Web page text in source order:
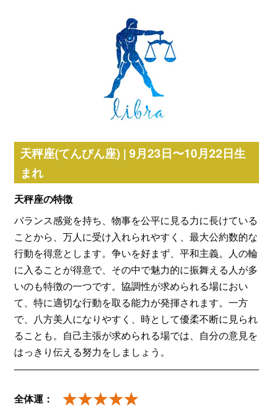
天秤座(てんびん座) | 9月23日〜10月22日生
まれ
天秤座の特徴
バランス感覚を持ち、物事を公平に見る力に長けている
ことから、万人に受け入れられやすく、最大公約数的な
行動を得意とします。争いを好まず、平和主義。人の輪
に入ることが得意で、その中で魅力的に振舞える人が多
いのも特徴の一つです。協調性が求められる場におい
て、特に適切な行動を取る能力が発揮されます。一方
で、八方美人になりやすく、時として優柔不断に見られ
ることも。自己主張が求められる場では、自分の意見を
はっきり伝える努力をしましょう。
全体運：